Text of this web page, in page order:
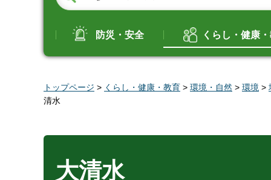
防災・安全 くらし・健康
トップページ > くらし・健康・教育 > 環境・自然 > 環境 >
清水
大清水